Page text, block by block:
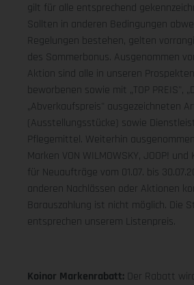
gilt für alle entsprechend
Sollten in anderen Bedingungen
Regelungen bestehen, gelten
des Sommerbonus. Ausgenommen
Aktion sind alle in unseren
beworbenen sowie mit „TOP PREIS",
„Abverkaufspreis" ausgezeichneten
(Ausstellungsstücke) sowie
Pflegemittel. Weiterhin
Marken VON WILMOWSKY, JOOP! und
für Neuaufträge vom 01.07. bis
anderen Nachlässen oder Aktionen
Barauszahlung ist nicht möglich. Die
entsprechen unserem Listenpreis.
Koinor Markenrabatt: Der Rabatt